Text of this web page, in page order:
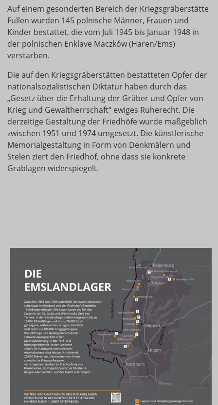
Auf einem gesonderten Bereich der Kriegsgräberstätte
Fullen wurden 145 polnische Männer, Frauen und
Kinder bestattet, die vom Juli 1945 bis Januar 1948 in
der polnischen Enklave Maczków (Haren/Ems)
verstarben.
Die auf den Kriegsgräberstätten bestatteten Opfer der
nationalsozialistischen Diktatur haben durch das
„Gesetz über die Erhaltung der Gräber und Opfer von
Krieg und Gewaltherrschaft“ ewiges Ruherecht. Die
derzeitige Gestaltung der Friedhöfe wurde maßgeblich
zwischen 1951 und 1974 umgesetzt. Die künstlerische
Memorialgestaltung in Form von Denkmälern und
Stelen ziert den Friedhof, ohne dass sie konkrete
Grablagen widerspiegelt.